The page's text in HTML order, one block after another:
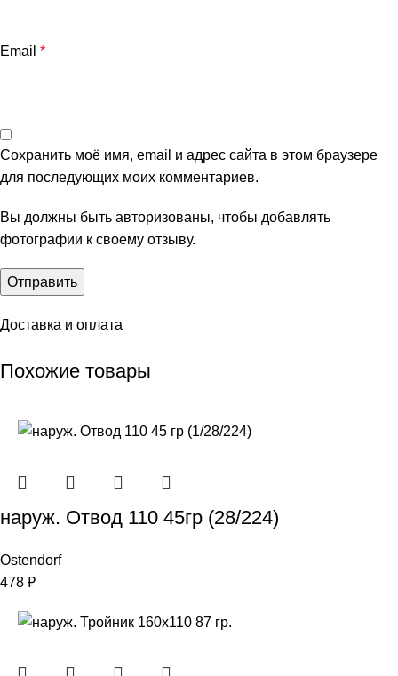
Email *
Сохранить моё имя, email и адрес сайта в этом браузере
для последующих моих комментариев.
Вы должны быть авторизованы, чтобы добавлять
фотографии к своему отзыву.
Доставка и оплата
Похожие товары
наруж. Отвод 110 45гр (28/224)
Ostendorf
478 ₽